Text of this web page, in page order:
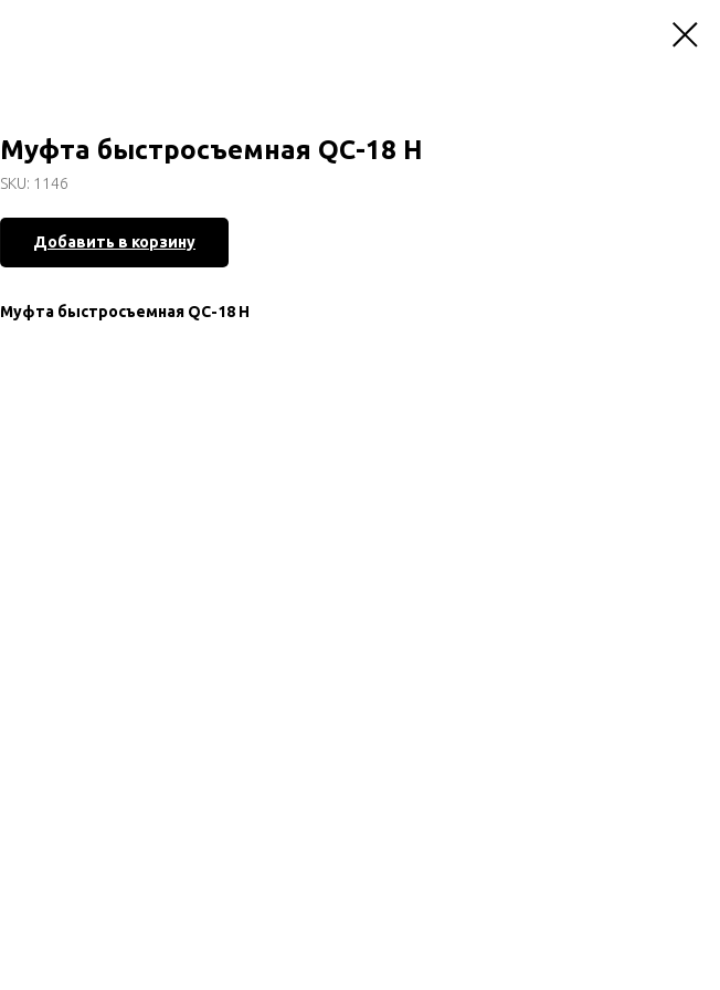
Муфта быстросъемная QC-18 Н
SKU: 1146
Добавить в корзину
Муфта быстросъемная QC-18 Н